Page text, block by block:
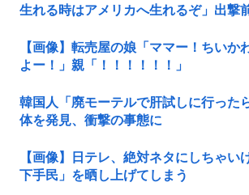
生れる時はアメリカへ生れるぞ」出撃
【画像】転売屋の娘「ママー！ちいか
よー！」親「！！！！！！」
韓国人「廃モーテルで肝試しに行った
体を発見、衝撃の事態に
【画像】日テレ、絶対ネタにしちゃい
下手民」を晒し上げてしまう